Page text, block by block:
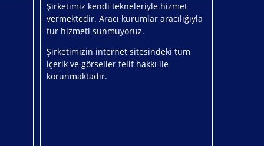
Şirketimiz kendi tekneleriyle hizmet
vermektedir. Aracı kurumlar aracılığıyla
tur hizmeti sunmuyoruz.
Şirketimizin internet sitesindeki tüm
içerik ve görseller telif hakkı ile
korunmaktadır.